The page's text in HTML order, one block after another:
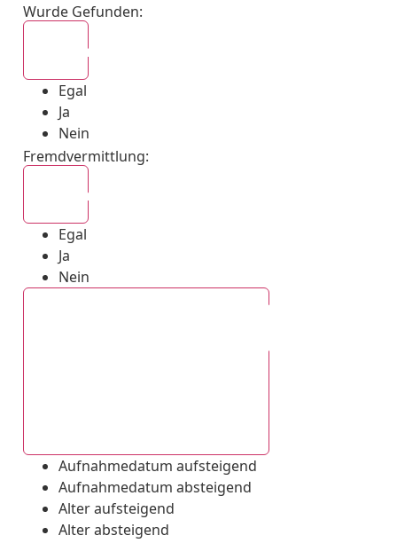
Wurde Gefunden:
Egal
Ja
Nein
Fremdvermittlung:
Egal
Ja
Nein
Aufnahmedatum aufsteigend
Aufnahmedatum absteigend
Alter aufsteigend
Alter absteigend